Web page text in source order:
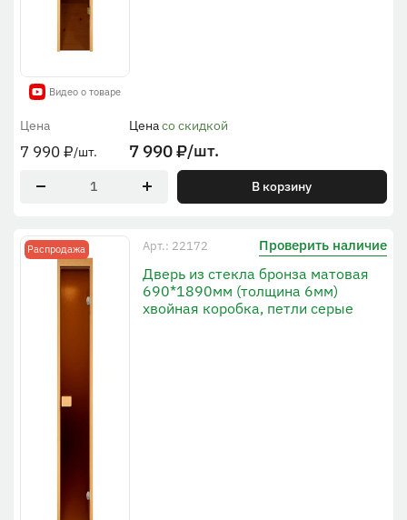
Видео о товаре
Цена
7 990₽/шт.
Ценасо скидкой
7 990₽/шт.
В корзину
Распродажа Арт.: 22172 Проверить наличие
Дверь из стекла бронза матовая
690*1890мм (толщина 6мм)
хвойная коробка, петли серые